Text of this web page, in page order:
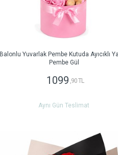
Balonlu Yuvarlak Pembe Kutuda Ayıcıklı
Pembe Gül
1099 ,90 TL
Aynı Gün Teslimat